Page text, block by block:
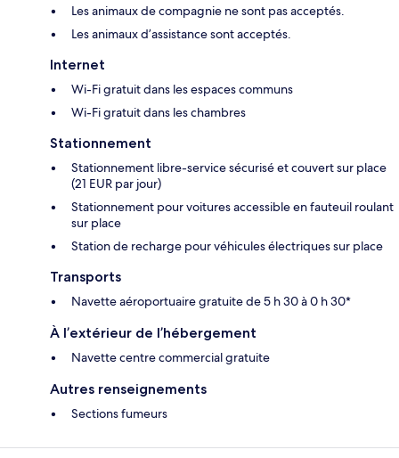
Les animaux de compagnie ne sont pas acceptés.
Les animaux d’assistance sont acceptés.
Internet
Wi-Fi gratuit dans les espaces communs
Wi-Fi gratuit dans les chambres
Stationnement
Stationnement libre-service sécurisé et couvert sur place
(21 EUR par jour)
Stationnement pour voitures accessible en fauteuil roulant
sur place
Station de recharge pour véhicules électriques sur place
Transports
Navette aéroportuaire gratuite de 5 h 30 à 0 h 30*
À l’extérieur de l’hébergement
Navette centre commercial gratuite
Autres renseignements
Sections fumeurs